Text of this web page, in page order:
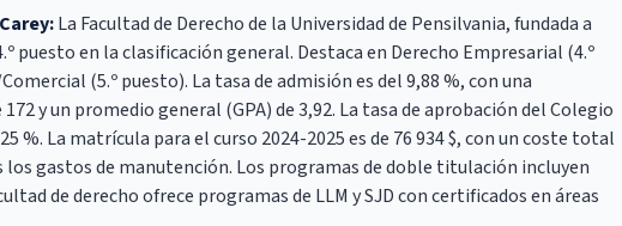
La Facultad de Derecho de la Universidad de Pensilvania, fundada a
puesto en la clasificación general. Destaca en Derecho Empresarial (4.º
(5.º puesto). La tasa de admisión es del 9,88 %, con una
y un promedio general (GPA) de 3,92. La tasa de aprobación del Colegio
%. La matrícula para el curso 2024-2025 es de 76 934 $, con un coste total
los gastos de manutención. Los programas de doble titulación incluyen
de derecho ofrece programas de LLM y SJD con certificados en áreas